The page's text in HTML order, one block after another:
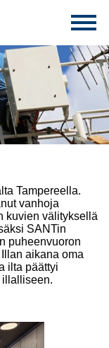
Tampereella.
vanhoja
kuvien välityksellä
SANTin
puheenvuoron
aikana oma
ilta päättyi